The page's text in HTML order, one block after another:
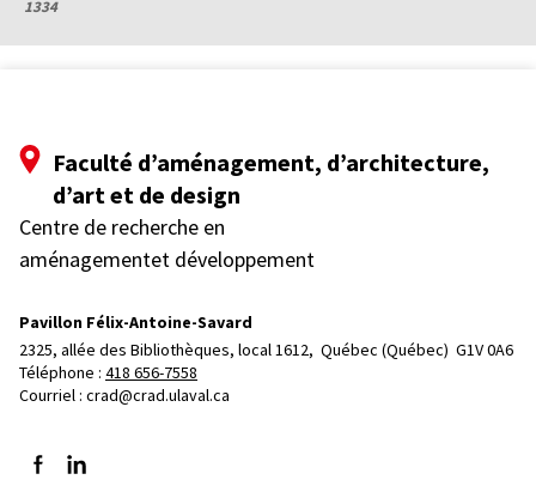
1334
Faculté d’aménagement, d’architecture,
d’art et de design
Centre de recherche en
aménagementet développement
Pavillon Félix-Antoine-Savard
2325, allée des Bibliothèques, local 1612, Québec (Québec)  G1V 0A6
Téléphone : 418 656-7558
Courriel : crad@crad.ulaval.ca
Suivez-nous sur Facebook
Suivez-nous sur LinkedIn